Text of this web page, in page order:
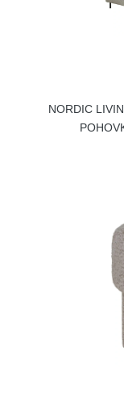
NORDIC